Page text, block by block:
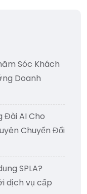
Sóc Khách
Doanh
Đài AI Cho
Chuyển Đổi
SPLA?
dịch vụ cấp